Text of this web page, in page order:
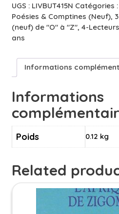
5/7
ans
UGS : LIVBUT415N Catégories :
Poésies & Comptines (Neuf),
(neuf) de "O" à "Z", 4-
ans
Informations
Informations
Poids 0.12 kg
Related